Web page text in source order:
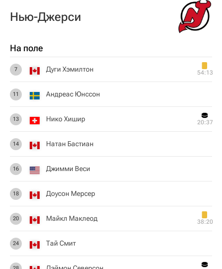
Нью-Джерси
На поле
7 Дуги Хэмилтон 54:13
11 Андреас Юнссон
13 Нико Хишир 20:37
14 Натан Бастиан
16 Джимми Веси
18 Доусон Мерсер
20 Майкл Маклеод 38:20
24 Тай Смит